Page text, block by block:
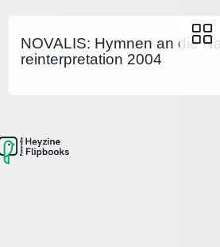
NOVALIS: Hymnen an die
reinterpretation 2004